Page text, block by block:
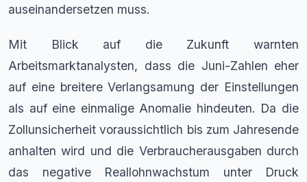
auseinandersetzen muss.
Mit Blick auf die Zukunft warnten
Arbeitsmarktanalysten, dass die Juni-Zahlen eher
auf eine breitere Verlangsamung der Einstellungen
als auf eine einmalige Anomalie hindeuten. Da die
Zollunsicherheit voraussichtlich bis zum Jahresende
anhalten wird und die Verbraucherausgaben durch
das negative Reallohnwachstum unter Druck